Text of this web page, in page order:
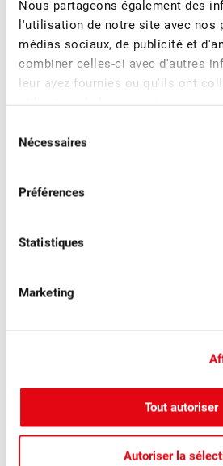
Nous partageons également des
l'utilisation de notre site avec nos
médias sociaux, de publicité et
combiner celles-ci avec d'autres
leur avez fournies ou qu'ils ont
Nécessaires
Préférences
Statistiques
Marketing
Tout autoriser
Autoriser la
Magazine des membres,
Dans le nouveau numéro de « Fruits